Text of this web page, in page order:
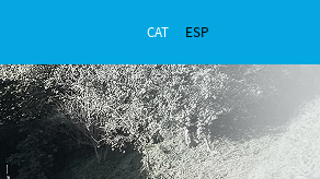
ESP
CAT